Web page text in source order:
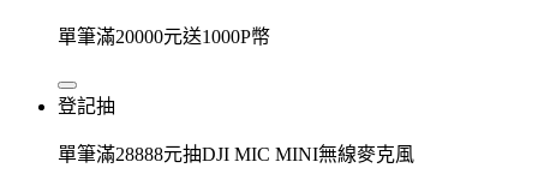
單筆滿20000元送1000P幣
登記抽
單筆滿28888元抽DJI MIC MINI無線麥克風